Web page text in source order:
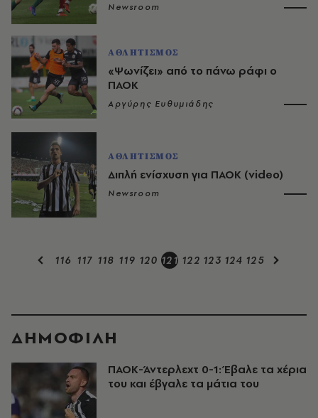
Newsroom
ΑΘΛΗΤΙΣΜΟΣ
«Ψωνίζει» από το πάνω ράφι ο
ΠΑΟΚ
Αργύρης Ευθυμιάδης
ΑΘΛΗΤΙΣΜΟΣ
Διπλή ενίσχυση για ΠΑΟΚ (video)
Newsroom
116 117 118 119 120 121 122 123 124 125
ΔΗΜΟΦΙΛΗ
ΠΑΟΚ-Άντερλεχτ 0-1: Έβαλε τα χέρια
του και έβγαλε τα μάτια του